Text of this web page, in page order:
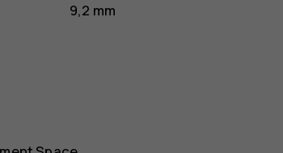
9,2 mm